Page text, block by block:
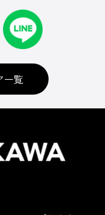
一覧